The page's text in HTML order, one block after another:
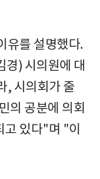
유를 설명했다.
경) 시의원에 대
, 시의회가 줄
의 공분에 의회
고 있다"며 "이